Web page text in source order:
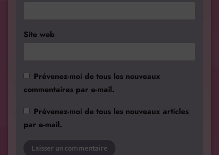
Site web
Prévenez-moi de tous les nouveaux
commentaires par e-mail.
Prévenez-moi de tous les nouveaux articles
par e-mail.